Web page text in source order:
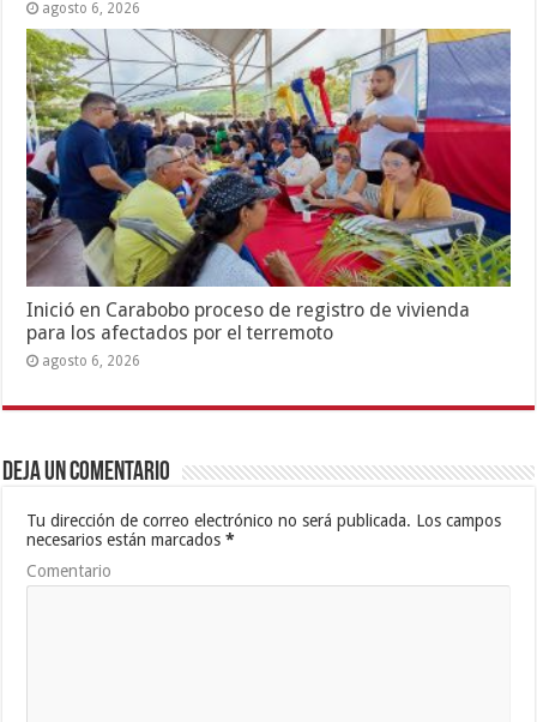
agosto 6, 2026
Inició en Carabobo proceso de registro de vivienda
para los afectados por el terremoto
agosto 6, 2026
Deja un comentario
Tu dirección de correo electrónico no será publicada. Los campos
necesarios están marcados*
Comentario